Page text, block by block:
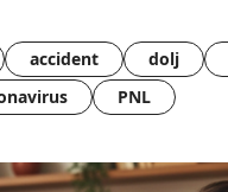
accident dolj
PNL